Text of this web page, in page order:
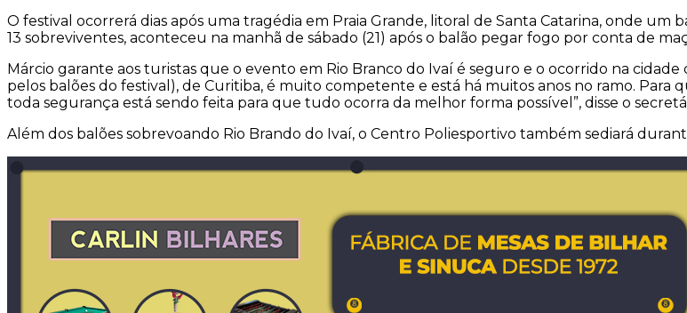
O festival ocorrerá dias após uma tragédia em Praia Grande, litoral de Santa Catarina, onde um
13 sobreviventes, aconteceu na manhã de sábado (21) após o balão pegar fogo por conta de
Márcio garante aos turistas que o evento em Rio Branco do Ivaí é seguro e o ocorrido na
pelos balões do festival), de Curitiba, é muito competente e está há muitos anos no ramo. Para
toda segurança está sendo feita para que tudo ocorra da melhor forma possível”, disse o
Além dos balões sobrevoando Rio Brando do Ivaí, o Centro Poliesportivo também sediará